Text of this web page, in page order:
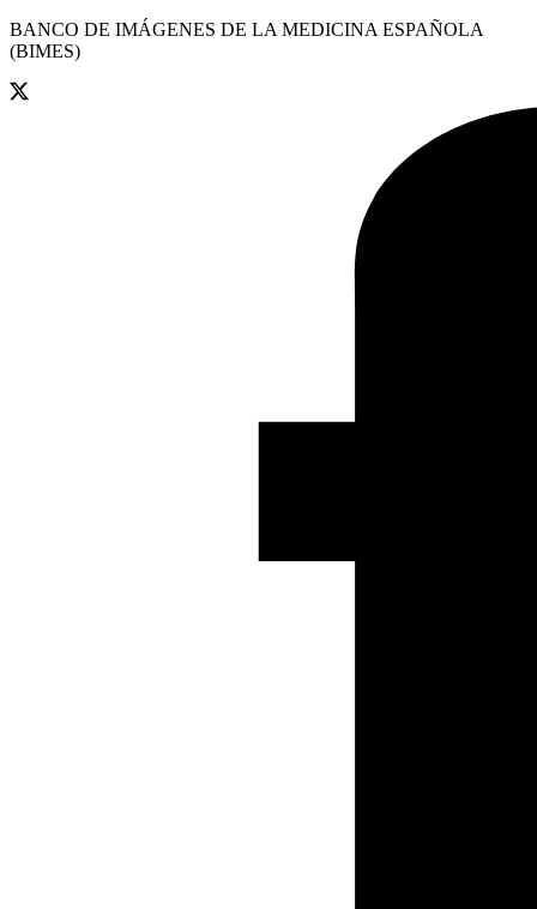
BANCO DE IMÁGENES DE LA MEDICINA ESPAÑOLA
(BIMES)